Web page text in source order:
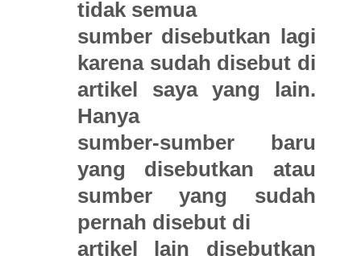
tidak semua
sumber disebutkan lagi
karena sudah disebut di
artikel saya yang lain.
Hanya
sumber-sumber baru
yang disebutkan atau
sumber yang sudah
pernah disebut di
artikel lain disebutkan